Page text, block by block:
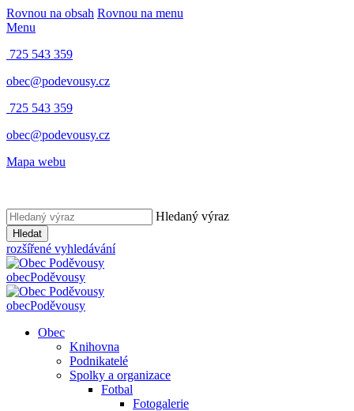
Rovnou na obsah Rovnou na menu
Menu
725 543 359
obec@podevousy.cz
725 543 359
obec@podevousy.cz
Mapa webu
Hledaný výraz
Hledat
rozšířené vyhledávání
obecPoděvousy
obecPoděvousy
Obec
Knihovna
Podnikatelé
Spolky a organizace
Fotbal
Fotogalerie